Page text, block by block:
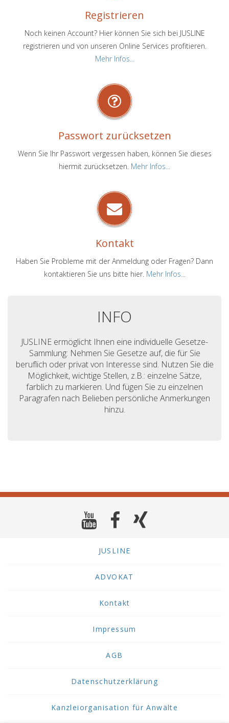
Registrieren
Noch keinen Account? Hier können Sie sich bei JUSLINE
registrieren und von unseren Online Services profitieren.
Mehr Infos...
Passwort zurücksetzen
Wenn Sie Ihr Passwort vergessen haben, können Sie dieses
hiermit zurücksetzen. Mehr Infos...
Kontakt
Haben Sie Probleme mit der Anmeldung oder Fragen? Dann
kontaktieren Sie uns bitte hier. Mehr Infos...
INFO
JUSLINE ermöglicht Ihnen eine individuelle Gesetze-
Sammlung: Nehmen Sie Gesetze auf, die für Sie
beruflich oder privat von Interesse sind. Nutzen Sie die
Möglichkeit, wichtige Stellen, z.B.: einzelne Sätze,
farblich zu markieren. Und fügen Sie zu einzelnen
Paragrafen nach Belieben persönliche Anmerkungen
hinzu.
JUSLINE
ADVOKAT
Kontakt
Impressum
AGB
Datenschutzerklärung
Kanzleiorganisation für Anwälte